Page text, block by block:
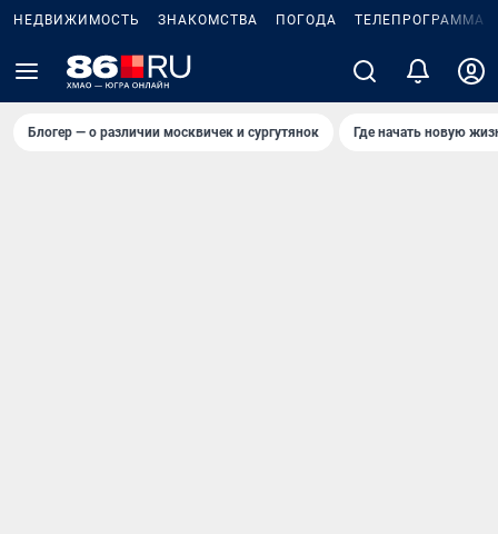
НЕДВИЖИМОСТЬ ЗНАКОМСТВА ПОГОДА ТЕЛЕПРОГРАММА
Блогер — о различии москвичек и сургутянок Где начать новую